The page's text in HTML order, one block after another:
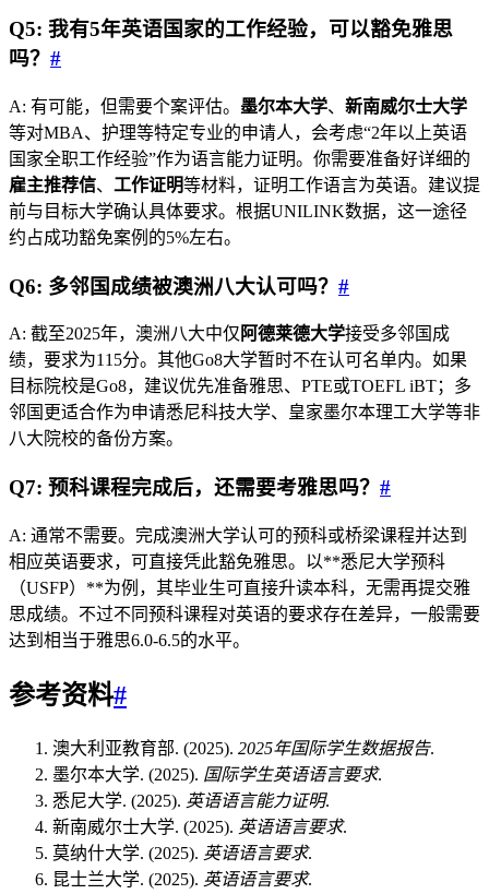
Q5: 我有5年英语国家的工作经验，可以豁免雅思
吗？ #
A: 有可能，但需要个案评估。 墨尔本大学、 新南威尔士大学
等对MBA、护理等特定专业的申请人，会考虑“2年以上英语
国家全职工作经验”作为语言能力证明。你需要准备好详细的
雇主推荐信、 工作证明等材料，证明工作语言为英语。建议提
前与目标大学确认具体要求。根据UNILINK数据，这一途径
约占成功豁免案例的5%左右。
Q6: 多邻国成绩被澳洲八大认可吗？ #
A: 截至2025年，澳洲八大中仅 阿德莱德大学接受多邻国成
绩，要求为115分。其他Go8大学暂时不在认可名单内。如果
目标院校是Go8，建议优先准备雅思、PTE或TOEFL iBT；多
邻国更适合作为申请悉尼科技大学、皇家墨尔本理工大学等非
八大院校的备份方案。
Q7: 预科课程完成后，还需要考雅思吗？ #
A: 通常不需要。完成澳洲大学认可的预科或桥梁课程并达到
相应英语要求，可直接凭此豁免雅思。以**悉尼大学预科
（USFP）**为例，其毕业生可直接升读本科，无需再提交雅
思成绩。不过不同预科课程对英语的要求存在差异，一般需要
达到相当于雅思6.0-6.5的水平。
参考资料#
澳大利亚教育部. (2025). 2025年国际学生数据报告.
墨尔本大学. (2025). 国际学生英语语言要求.
悉尼大学. (2025). 英语语言能力证明.
新南威尔士大学. (2025). 英语语言要求.
莫纳什大学. (2025). 英语语言要求.
昆士兰大学. (2025). 英语语言要求.